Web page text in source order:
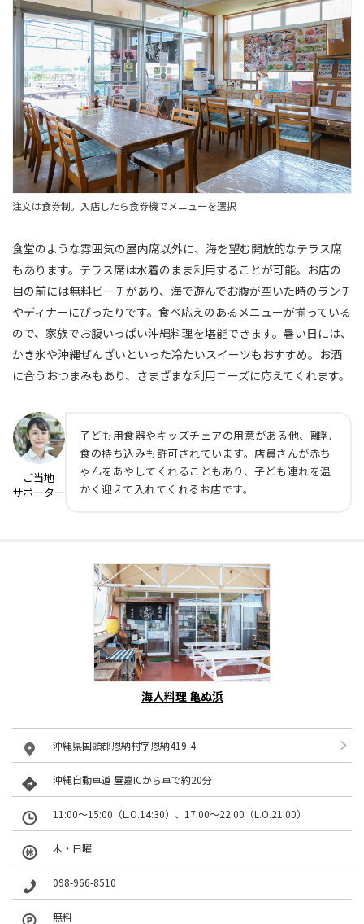
注文は食券制。入店したら食券機でメニューを選択
食堂のような雰囲気の屋内席以外に、海を望む開放的なテラス席
もあります。テラス席は水着のまま利用することが可能。お店の
目の前には無料ビーチがあり、海で遊んでお腹が空いた時のランチ
やディナーにぴったりです。食べ応えのあるメニューが揃っている
ので、家族でお腹いっぱい沖縄料理を堪能できます。暑い日には、
かき氷や沖縄ぜんざいといった冷たいスイーツもおすすめ。お酒
に合うおつまみもあり、さまざまな利用ニーズに応えてくれます。
ご当地
サポーター
子ども用食器やキッズチェアの用意がある他、離乳
食の持ち込みも許可されています。店員さんが赤ち
ゃんをあやしてくれることもあり、子ども連れを温
かく迎えて入れてくれるお店です。
海人料理 亀ぬ浜
沖縄県国頭郡恩納村字恩納419-4
沖縄自動車道 屋嘉ICから車で約20分
11:00～15:00（L.O.14:30）、17:00～22:00（L.O.21:00）
木・日曜
098-966-8510
無料